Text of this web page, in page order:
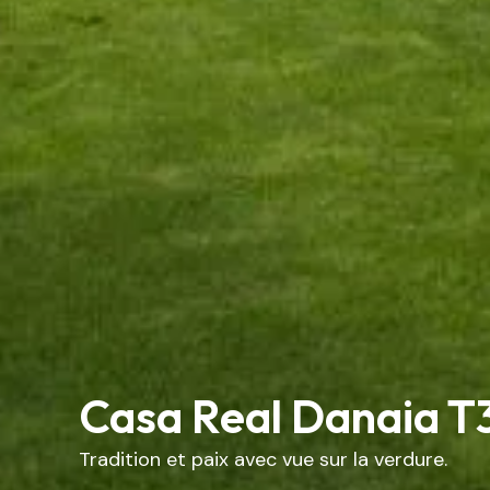
Casa Real Danaia
Tradition et paix avec vue sur la verdure.